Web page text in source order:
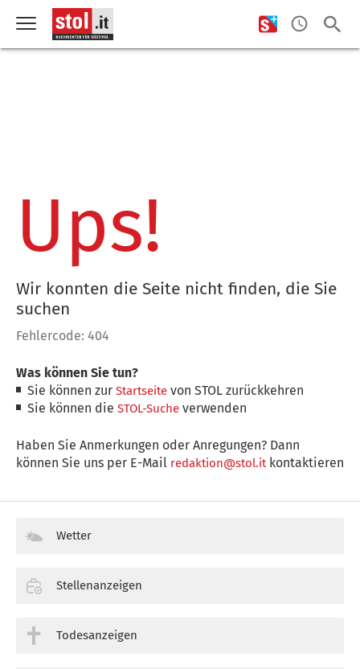
Ups!
Wir konnten die Seite nicht finden, die Sie
suchen
Fehlercode: 404
Was können Sie tun?
Sie können zurStartseite von STOL zurückkehren
Sie können dieSTOL-Suche verwenden
Haben Sie Anmerkungen oder Anregungen? Dann
können Sie uns per E-Mail redaktion@stol.itkontaktieren
Wetter
Stellenanzeigen
Todesanzeigen